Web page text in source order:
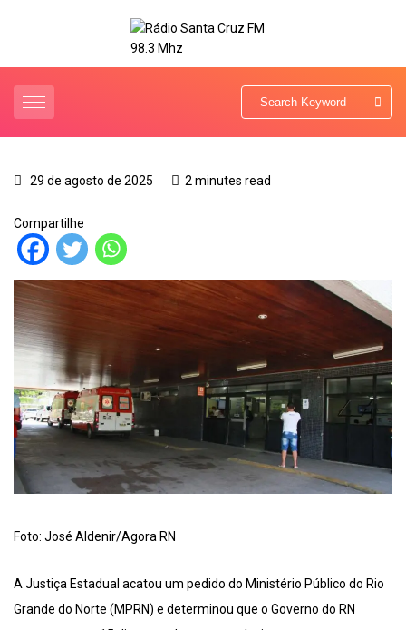
29 de agosto de 2025 2 minutes read
Compartilhe
Foto: José Aldenir/Agora RN
A Justiça Estadual acatou um pedido do Ministério Público do Rio
Grande do Norte (MPRN) e determinou que o Governo do RN